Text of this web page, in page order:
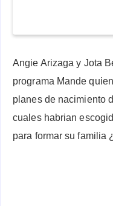
Angie Arizaga y Jota
programa Mande
planes de nacimiento
cuales habrian
para formar su familia